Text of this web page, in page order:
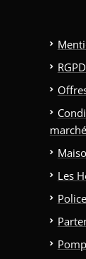
RGPD
Les